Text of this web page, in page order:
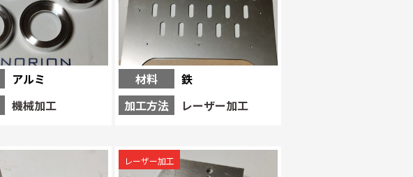
アルミ
機械加工
材料
鉄
加工方法
レーザー加工
レーザー加工